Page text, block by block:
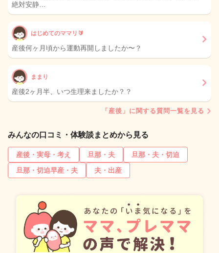
絶対安静…
はじめてのママリ🔰‪
産後何ヶ月頃から運動再開しましたか〜？
ままり
産後2ヶ月半、いつ生理来ましたか？？
「産後」に関する質問一覧を見る
みんなの口コミ・体験談まとめから見る
産後・実母・考え 旦那・夫
旦那・夫・切迫
旦那・切迫早産・夫
夫・出産